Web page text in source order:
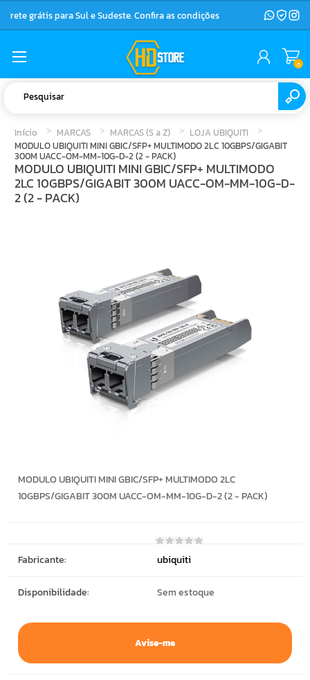
Frete grátis para Sul e Sudeste. Confira as condições
0
Início MARCAS MARCAS (S a Z)
LOJA UBIQUITI
MODULO UBIQUITI MINI GBIC/SFP+ MULTIMODO 2LC 10GBPS/GIGABIT
300M UACC-OM-MM-10G-D-2 (2 - PACK)
MODULO UBIQUITI MINI GBIC/SFP+ MULTIMODO
2LC 10GBPS/GIGABIT 300M UACC-OM-MM-10G-D-
2 (2 - PACK)
MODULO UBIQUITI MINI GBIC/SFP+ MULTIMODO 2LC
10GBPS/GIGABIT 300M UACC-OM-MM-10G-D-2 (2 - PACK)
Fabricante: ubiquiti
Disponibilidade: Sem estoque
Avise-me